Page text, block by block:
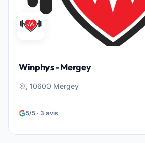
Winphys - Mergey
, 10600 Mergey
5/5 · 3 avis